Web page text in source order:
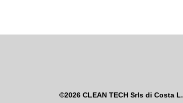
©2026 CLEAN TECH Srls di Costa L.